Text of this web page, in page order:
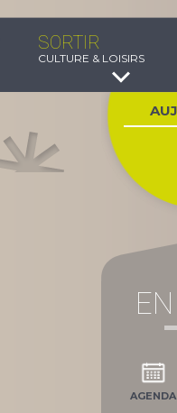
SORTIR
CULTURE & LOISIRS
AGENDA